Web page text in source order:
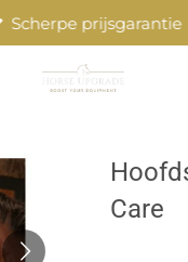
Scherpe prijsgarantie
Care